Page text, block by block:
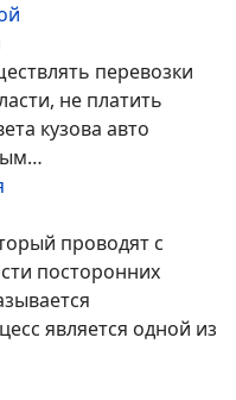
перевозки
не платить
кузова авто
проводят с
посторонних
является одной из